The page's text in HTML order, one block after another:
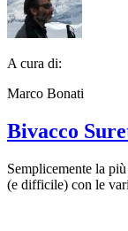
A cura di:
Marco Bonati
Bivacco
Semplicemente la
(e difficile) con le